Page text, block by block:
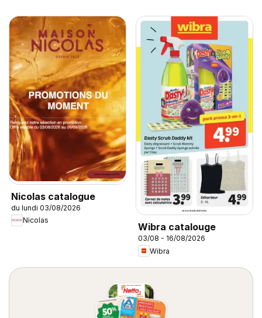
Nicolas catalogue
du lundi 03/08/2026
Nicolas
Wibra catalouge
03/08 - 16/08/2026
Wibra